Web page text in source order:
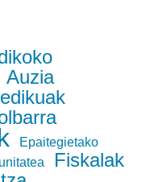
Auzia
Epaitegietako
Fiskalak